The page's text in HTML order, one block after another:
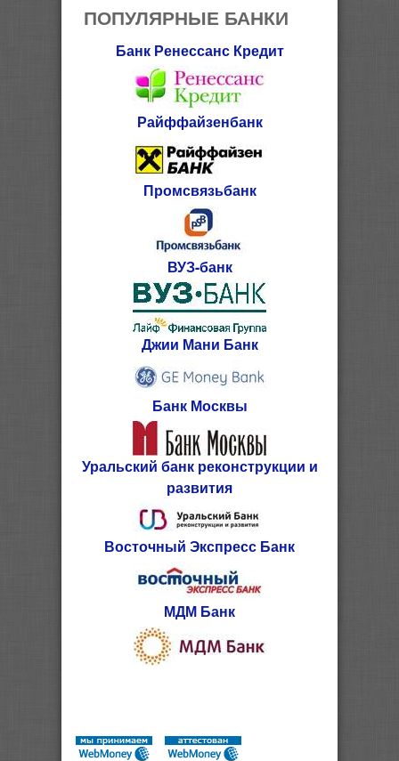
ПОПУЛЯРНЫЕ БАНКИ
Банк Ренессанс Кредит
Райффайзенбанк
Промсвязьбанк
ВУЗ-банк
Джии Мани Банк
Банк Москвы
Уральский банк реконструкции и
развития
Восточный Экспресс Банк
МДМ Банк